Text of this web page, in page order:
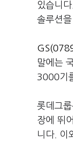
있습니
솔루션
말에는
3000기
롯데그
장에 뛰
니다. 이